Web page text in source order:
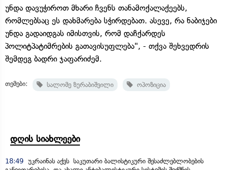
უნდა დავუჭიროთ მხარი ჩვენს თანამოქალაქეებს,
რომლებსაც ეს დახმარება სჭირდებათ. ასევე, რა ნაბიჯები
უნდა გადაიდგას იმისთვის, რომ დაჩქარდეს
პოლიტპატიმრების გათავისუფლება", - თქვა შეხვედრის
შემდეგ ბადრი ჯაფარიძემ.
თემები: სალომე ზურაბიშვილი ოპოზიცია
დღის სიახლეები
18:49 უკრაინას აქვს საკუთარი ბალისტიკური შესაძლებლობების